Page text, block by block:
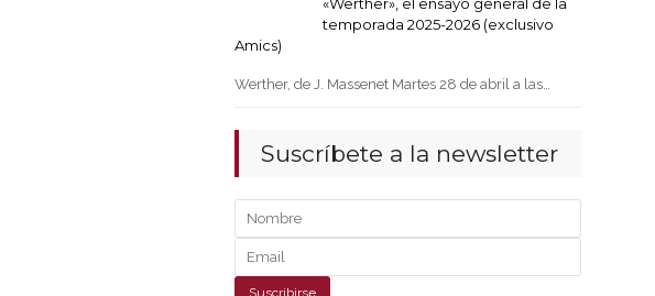
temporada 2025-2026 (exclusivo
Amics)
Werther, de J. Massenet Martes 28 de abril a las…
Suscríbete a la newsletter